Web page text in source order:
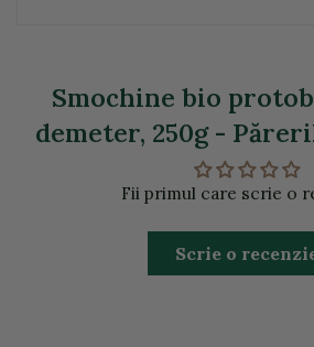
Smochine bio
demeter, 250g -
Fii primul care scrie o
Scrie o